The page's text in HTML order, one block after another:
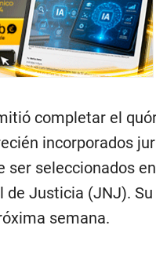
completar el
incorporados
seleccionados
de Justicia (JNJ).
semana.